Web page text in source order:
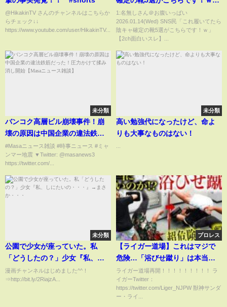
@HikakinTV さんのチャンネルはこちらか
らチェック↓↓
https://www.youtube.com/user/HikakinTV...
【2ch面白いスレ】#2ch面白い
スレ #2ch #5ch #shorts
1:名無しさん＠お腹いっぱい
2026.01.14(Wed) SNS民「これ履いてたら
陰キャ確定の靴5選がこちらです！ｗ」
【2ch面白いスレ】...
未分類
バンコク高層ビル崩壊事件！崩
壊の原因は中国企業の違法鉄筋
だった！圧力かけて揉み消し開
始【Masaニュース雑談】
#Masaニュース雑談 #時事ニュース #ミャ
ンマー地震 ▼Twitter: @masanews3
https://twitter.com/...
未分類
高い勉強代になったけど、命よ
りも大事なものはない！
未分類
公園で少女が座っていた。私
「どうしたの？」少女『私、し
にたいの・・・』→まさ
か・・・
漫画チャンネルはじめました^^！
⇒http://bit.ly/2RiajzA...
プロレス
【ライガー道場】これはマジで
危険…「浴びせ蹴り」は本当に
痛いのか検証した！
ライガー道場再開！！！！！！！！！ ラ
イガーTwitter：
https://twitter.com/Liger_NJPW 獣神サンダ
ー・ライ...